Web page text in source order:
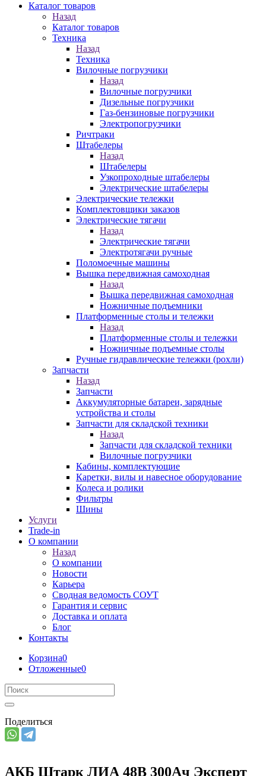
Каталог товаров
Назад
Каталог товаров
Техника
Назад
Техника
Вилочные погрузчики
Назад
Вилочные погрузчики
Дизельные погрузчики
Газ-бензиновые погрузчики
Электропогрузчики
Ричтраки
Штабелеры
Назад
Штабелеры
Узкопроходные штабелеры
Электрические штабелеры
Электрические тележки
Комплектовщики заказов
Электрические тягачи
Назад
Электрические тягачи
Электротягачи ручные
Поломоечные машины
Вышка передвижная самоходная
Назад
Вышка передвижная самоходная
Ножничные подъемники
Платформенные столы и тележки
Назад
Платформенные столы и тележки
Ножничные подъемные столы
Ручные гидравлические тележки (рохли)
Запчасти
Назад
Запчасти
Аккумуляторные батареи, зарядные
устройства и столы
Запчасти для складской техники
Назад
Запчасти для складской техники
Вилочные погрузчики
Кабины, комплектующие
Каретки, вилы и навесное оборудование
Колеса и ролики
Фильтры
Шины
Услуги
Trade-in
О компании
Назад
О компании
Новости
Карьера
Сводная ведомость СОУТ
Гарантия и сервис
Доставка и оплата
Блог
Контакты
Корзина0
Отложенные0
Поделиться
АКБ Штарк ЛИА 48В 300Ач Эксперт